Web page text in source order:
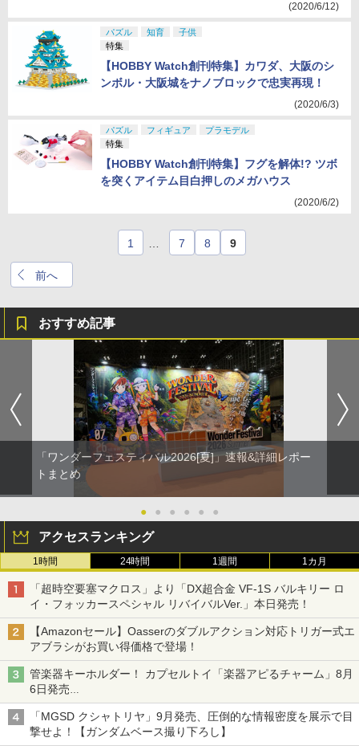
(2020/6/12)
パズル 知育
子供
特集
【HOBBY Watch創刊特集】カワダ、大阪のシ
ンボル・大阪城をナノブロックで忠実再現！
(2020/6/3)
パズル フィギュア
プラモデル
特集
【HOBBY Watch創刊特集】フグを解体!? ツボ
を突くアイテム目白押しのメガハウス
(2020/6/2)
前へ
1 7 8 9
おすすめ記事
「ワンダーフェスティバル2026[夏]」速報&詳細レポー
トまとめ
● ● ● ● ● ●
アクセスランキング
1時間 24時間 1週間 1カ月
「超時空要塞マクロス」より「DX超合金 VF-1S バルキリー ロ
イ・フォッカースペシャル リバイバルVer.」本日発売！
【Amazonセール】Oasserのダブルアクション対応トリガー式エ
アブラシがお買い得価格で登場！
管楽器キーホルダー！ カプセルトイ「楽器アピるチャーム」8月
6日発売
チューバ、テナサクなど5種各3色
「MGSD クシャトリヤ」9月発売、圧倒的な情報密度を展示で目
撃せよ！【ガンダムベース撮り下ろし】